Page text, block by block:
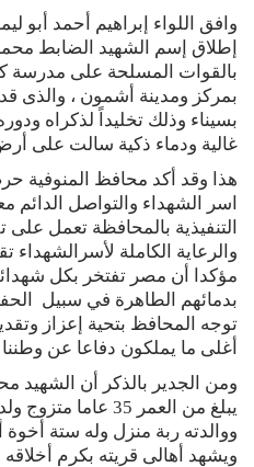
وافق اللواء إبراهيم أحمد أبو
إطلاق إسم الشهيد الضابط
بالقوات المسلحة على مدرسة
بمركز ومدينة أشمون ، والذى
بسيناء وذلك تخليداً لذكراه
غالية ودماء ذكية سالت على
هذا وقد أكد محافظ المنوفية
اسر الشهداء والتواصل الدائم
التنفيذية بالمحافظة تعمل على
والرعاية الكاملة
مؤكدا أن مصر تفتخر بكل
بدمائهم الطاهرة في سبيل
توجه المحافظ بتحية إعزاز
أغلى ما يملكون دفاعا عن
ومن الجدير بالذكر أن الشهيد
يبلغ من العمر 35
ووالدته ربة منزل وله ستة
ويشهد أهالى قريته بكرم